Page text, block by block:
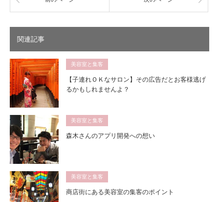
関連記事
美容室と集客
【子連れＯＫなサロン】その広告だとお客様逃げ
るかもしれませんよ？
美容室と集客
森木さんのアプリ開発への想い
美容室と集客
商店街にある美容室の集客のポイント